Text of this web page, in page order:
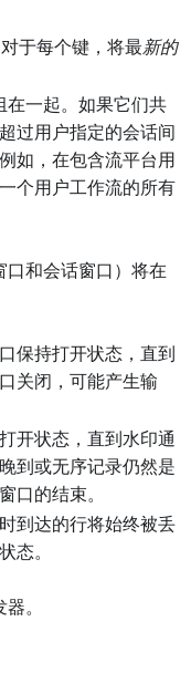
对于每个键，将最新的
在一起。如果它们共
过用户指定的会话间
如，在包含流平台用
个用户工作流的所有
口和会话窗口）将在
保持打开状态，直到
关闭，可能产生输
开状态，直到水印通
到或无序记录仍然是
口的结束。
到达的行将始终被丢
态。
。